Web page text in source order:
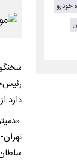
دارد
خودرو